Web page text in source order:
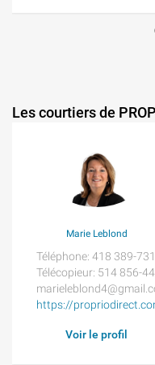
Les courtiers de
Marie Leblond
Téléphone: 418 389-
Télécopieur: 514 856-
https://
Voir le profil